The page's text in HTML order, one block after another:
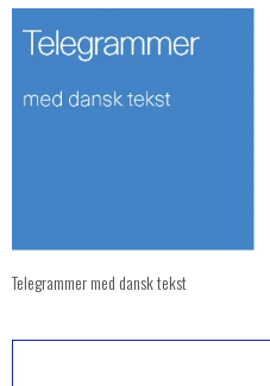
Telegrammer med dansk tekst